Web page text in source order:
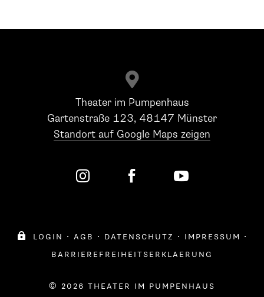

Theater im Pumpenhaus
Gartenstraße 123, 48147 Münster
Standort auf Google Maps zeigen
  
 login · agb · datenschutz · impressum ·
barrierefreiheitserklaerung
© 2026 theater im pumpenhaus